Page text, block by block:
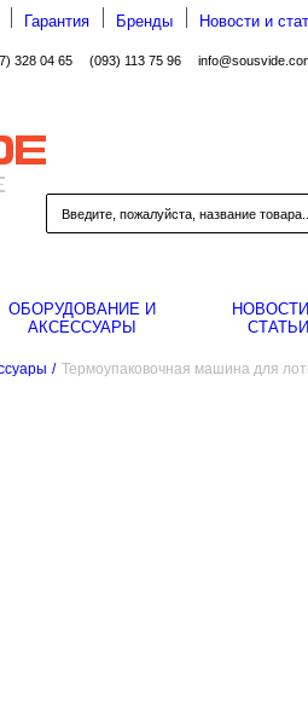
Гарантия Бренды Новости и
328 04 65 (093) 113 75 96
ОБОРУДОВАНИЕ И
АКСЕССУАРЫ
СТАТЬИ
/ Термоупаковочная машина для